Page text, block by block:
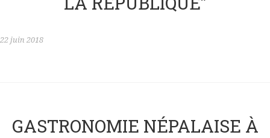
22 juin 2018
GASTRONOMIE NÉPALAISE À